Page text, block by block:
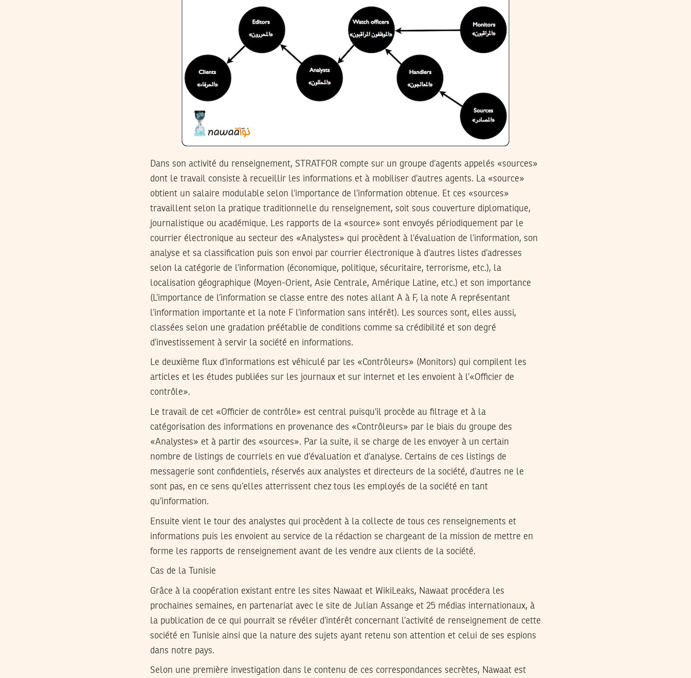
Dans son activité du renseignement, STRATFOR compte sur un groupe d’agents appelés «sources»
dont le travail consiste à recueillir les informations et à mobiliser d’autres agents. La «source»
obtient un salaire modulable selon l’importance de l’information obtenue. Et ces «sources»
travaillent selon la pratique traditionnelle du renseignement, soit sous couverture diplomatique,
journalistique ou académique. Les rapports de la «source» sont envoyés périodiquement par le
courrier électronique au secteur des «Analystes» qui procèdent à l’évaluation de l’information, son
analyse et sa classification puis son envoi par courrier électronique à d’autres listes d’adresses
selon la catégorie de l’information (économique, politique, sécuritaire, terrorisme, etc.), la
localisation géographique (Moyen-Orient, Asie Centrale, Amérique Latine, etc.) et son importance
(L’importance de l’information se classe entre des notes allant A à F, la note A représentant
l’information importante et la note F l’information sans intérêt). Les sources sont, elles aussi,
classées selon une gradation préétablie de conditions comme sa crédibilité et son degré
d’investissement à servir la société en informations.
Le deuxième flux d’informations est véhiculé par les «Contrôleurs» (Monitors) qui compilent les
articles et les études publiées sur les journaux et sur internet et les envoient à l’«Officier de
contrôle».
Le travail de cet «Officier de contrôle» est central puisqu’il procède au filtrage et à la
catégorisation des informations en provenance des «Contrôleurs» par le biais du groupe des
«Analystes» et à partir des «sources». Par la suite, il se charge de les envoyer à un certain
nombre de listings de courriels en vue d’évaluation et d’analyse. Certains de ces listings de
messagerie sont confidentiels, réservés aux analystes et directeurs de la société, d’autres ne le
sont pas, en ce sens qu’elles atterrissent chez tous les employés de la société en tant
qu’information.
Ensuite vient le tour des analystes qui procèdent à la collecte de tous ces renseignements et
informations puis les envoient au service de la rédaction se chargeant de la mission de mettre en
forme les rapports de renseignement avant de les vendre aux clients de la société.
Cas de la Tunisie
Grâce à la coopération existant entre les sites Nawaat et WikiLeaks, Nawaat procédera les
prochaines semaines, en partenariat avec le site de Julian Assange et 25 médias internationaux, à
la publication de ce qui pourrait se révéler d’intérêt concernant l’activité de renseignement de cette
société en Tunisie ainsi que la nature des sujets ayant retenu son attention et celui de ses espions
dans notre pays.
Selon une première investigation dans le contenu de ces correspondances secrètes, Nawaat est